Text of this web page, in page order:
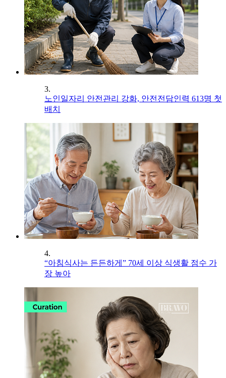
3.
노인일자리 안전관리 강화, 안전전담인력 613명 첫
배치
4.
“아침식사는 든든하게” 70세 이상 식생활 점수 가
장 높아